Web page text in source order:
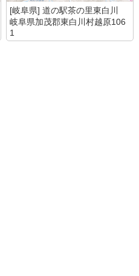
[岐阜県] 道の駅茶の里東白川
岐阜県加茂郡東白川村越原106
1